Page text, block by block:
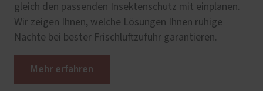
gleich den passenden Insektenschutz mit einplanen.
Wir zeigen Ihnen, welche Lösungen Ihnen ruhige
Nächte bei bester Frischluftzufuhr garantieren.
Mehr erfahren